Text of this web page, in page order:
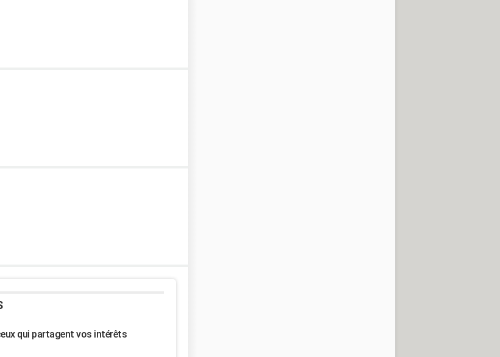
qui partagent vos intérêts